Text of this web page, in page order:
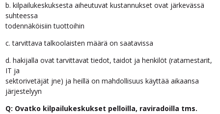
b. kilpailukeskuksesta aiheutuvat kustannukset ovat järkevässä
suhteessa
todennäköisiin tuottoihin
c. tarvittava talkoolaisten määrä on saatavissa
d. hakijalla ovat tarvittavat tiedot, taidot ja henkilöt (ratamestarit,
IT ja
sektorivetäjät jne) ja heillä on mahdollisuus käyttää aikaansa
järjestelyyn
Q: Ovatko kilpailukeskukset pelloilla, raviradoilla tms.